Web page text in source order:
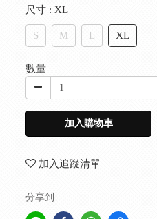
尺寸 : XL
S M L XL
數量
加入購物車
加入追蹤清單
分享到